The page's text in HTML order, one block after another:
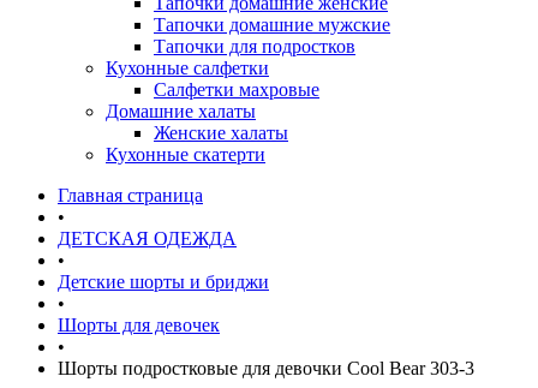
Тапочки домашние мужские
Тапочки для подростков
Кухонные салфетки
Салфетки махровые
Домашние халаты
Женские халаты
Кухонные скатерти
Главная страница
•
ДЕТСКАЯ ОДЕЖДА
•
Детские шорты и бриджи
•
Шорты для девочек
•
Шорты подростковые для девочки Cool Bear 303-3